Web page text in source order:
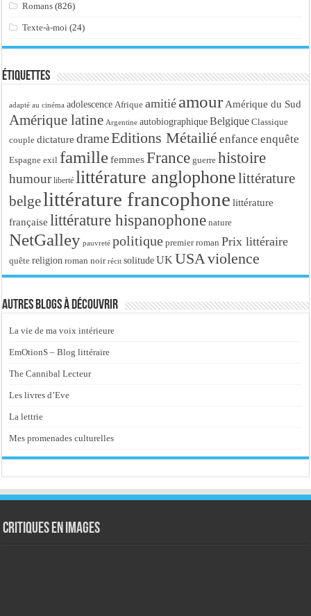
Romans (826)
Texte-à-moi (24)
Étiquettes
adapté au cinéma adolescence Afrique amitié amourAmérique du Sud
Amérique latine Argentine autobiographique Belgique Classique
couple dictature drameEditions Métailié enfance enquête
Espagne exil famille femmes France guerre histoire
humour liberté littérature anglophonelittérature
belgelittérature francophone littérature
française littérature hispanophone nature
NetGalley pauvreté politique premier roman Prix littéraire
quête religion roman noir récit solitude UKUSAviolence
Autres blogs à découvrir
La vie de ma voix intérieure
EmOtionS – Blog littéraire
The Cannibal Lecteur
Les livres d’Eve
La lettrie
Mes promenades culturelles
Critiques en images